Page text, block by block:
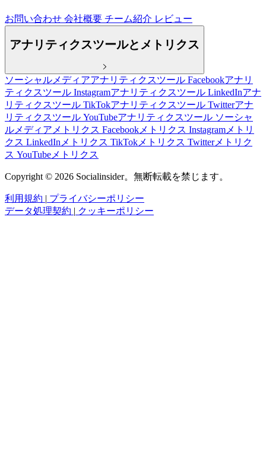
お問い合わせ 会社概要 チーム紹介 レビュー
アナリティクスツールとメトリクス
ソーシャルメディアアナリティクスツール Facebookアナリ
ティクスツール Instagramアナリティクスツール LinkedInアナ
リティクスツール TikTokアナリティクスツール Twitterアナ
リティクスツール YouTubeアナリティクスツール ソーシャ
ルメディアメトリクス Facebookメトリクス Instagramメトリ
クス LinkedInメトリクス TikTokメトリクス Twitterメトリク
ス YouTubeメトリクス
Copyright © 2026 Socialinsider。無断転載を禁じます。
利用規約 | プライバシーポリシー
データ処理契約 | クッキーポリシー